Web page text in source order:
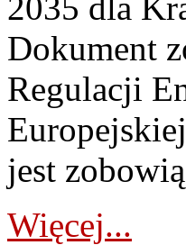
Dokument
Regulacji
jest
Więcej...